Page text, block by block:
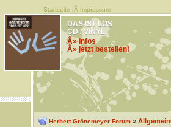
Startseite |Â Impressum
DAS IST LOS
CD / VINYL
Â» Infos
Â» jetzt bestellen!
Herbert Grönemeyer Forum»